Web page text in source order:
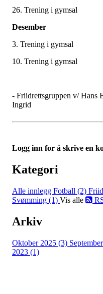
26. Trening i gymsal
Desember
3. Trening i gymsal
10. Trening i gymsal
- Friidrettsgruppen v/ Hans
Ingrid
Logg inn for å skrive en
Kategori
Alle innlegg Fotball (2)
Svømming (1) Vis alle
Arkiv
Oktober 2025 (3)
2023 (1)